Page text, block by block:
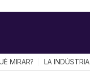
MIRAR? LA INDÚSTRIA